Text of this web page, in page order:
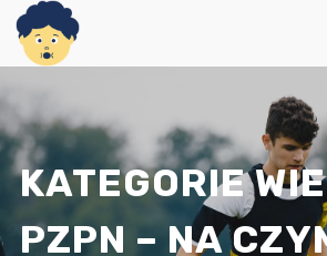
KATEGORIE
PZPN – NA